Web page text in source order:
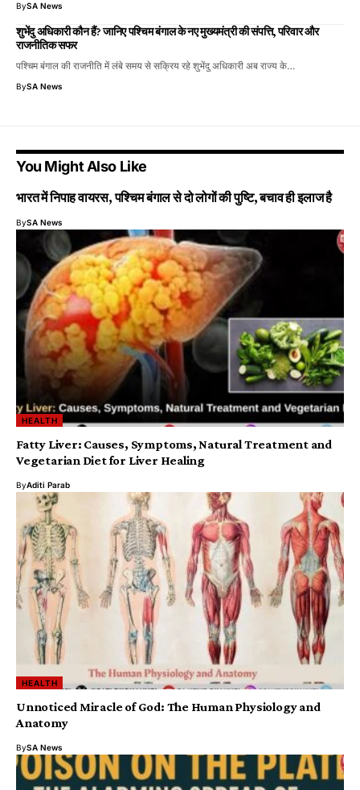
BySA News
शुभेंदु अधिकारी कौन हैं? जानिए पश्चिम बंगाल के नए मुख्यमंत्री की संपत्ति, परिवार और
राजनीतिक सफर
पश्चिम बंगाल की राजनीति में लंबे समय से सक्रिय रहे शुभेंदु अधिकारी अब राज्य के…
BySA News
You Might Also Like
भारत में निपाह वायरस, पश्चिम बंगाल से दो लोगों की पुष्टि, बचाव ही इलाज है
BySA News
HEALTH
Fatty Liver: Causes, Symptoms, Natural Treatment and
Vegetarian Diet for Liver Healing
ByAditi Parab
HEALTH
Unnoticed Miracle of God: The Human Physiology and
Anatomy
BySA News